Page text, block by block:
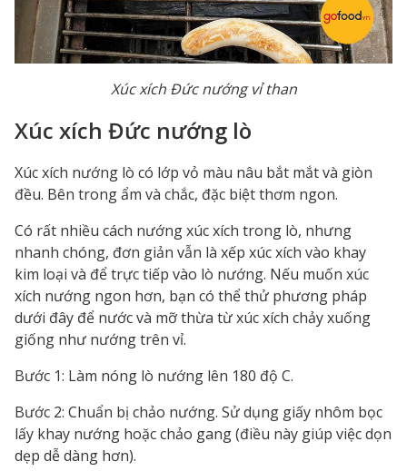
Xúc xích Đức nướng vỉ than
Xúc xích Đức nướng lò
Xúc xích nướng lò có lớp vỏ màu nâu bắt mắt và giòn
đều. Bên trong ẩm và chắc, đặc biệt thơm ngon.
Có rất nhiều cách nướng xúc xích trong lò, nhưng
nhanh chóng, đơn giản vẫn là xếp xúc xích vào khay
kim loại và để trực tiếp vào lò nướng. Nếu muốn xúc
xích nướng ngon hơn, bạn có thể thử phương pháp
dưới đây để nước và mỡ thừa từ xúc xích chảy xuống
giống như nướng trên vỉ.
Bước 1: Làm nóng lò nướng lên 180 độ C.
Bước 2: Chuẩn bị chảo nướng. Sử dụng giấy nhôm bọc
lấy khay nướng hoặc chảo gang (điều này giúp việc dọn
dẹp dễ dàng hơn).